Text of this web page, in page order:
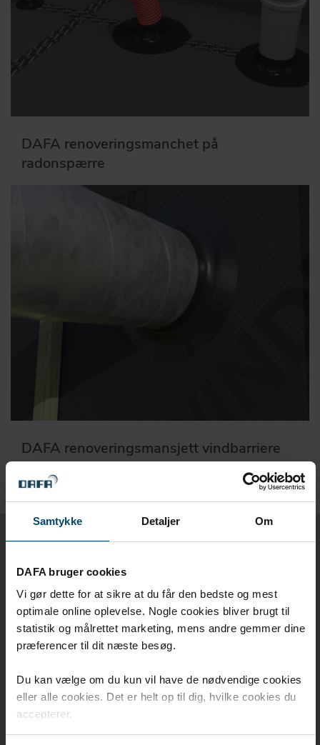
Samtykke Detaljer Om
DAFA bruger cookies
Vi gør dette for at sikre at du får den bedste og mest
optimale online oplevelse. Nogle cookies bliver brugt til
statistik og målrettet marketing, mens andre gemmer dine
præferencer til dit næste besøg.
Du kan vælge om du kun vil have de nødvendige cookies
eller alle cookies. Det er helt op til dig, hvilke cookies du
accepterer.
DAFA renoveringsmanchet på
radonspærre
DAFA renoveringsmansjett vindbarriere
Renoveringsmanchet
montagefilm